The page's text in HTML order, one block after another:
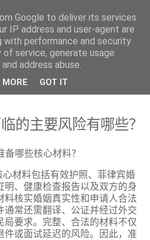
的主要风险有哪些？
哪些核心材料？
材料包括有效护照、菲律宾婚
明、健康检查报告以及双方的身
料核实婚姻真实性和申请人合法
通常还需翻译、公证并经过外交
局要求。完整、合法的材料不仅
件或面试延迟的风险。因此，准
Google to deliver its services
IP address and user-agent are
with performance and security
service, generate usage
address abuse.
MORE GOT IT